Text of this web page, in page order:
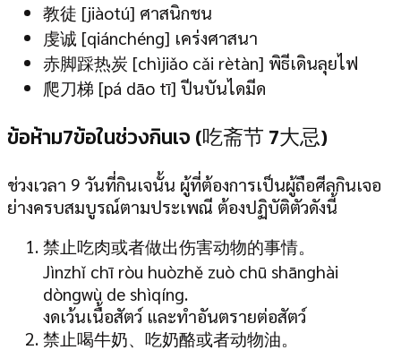
教徒 [jiàotú] ศาสนิกชน
虔诚 [qiánchéng] เคร่งศาสนา
赤脚踩热炭 [chìjiǎo cǎi rètàn] พิธีเดินลุยไฟ
爬刀梯 [pá dāo tī] ปีนบันไดมีด
ข้อห้าม7ข้อในช่วงกินเจ (吃斋节 7大忌)
ช่วงเวลา 9 วันที่กินเจนั้น ผู้ที่ต้องการเป็นผู้ถือศีลกินเจอ
ย่างครบสมบูรณ์ตามประเพณี ต้องปฏิบัติตัวดังนี้
禁止吃肉或者做出伤害动物的事情。
Jìnzhǐ chī ròu huòzhě zuò chū shānghài
dòngwù de shìqíng.
งดเว้นเนื้อสัตว์ และทำอันตรายต่อสัตว์
禁止喝牛奶、吃奶酪或者动物油。